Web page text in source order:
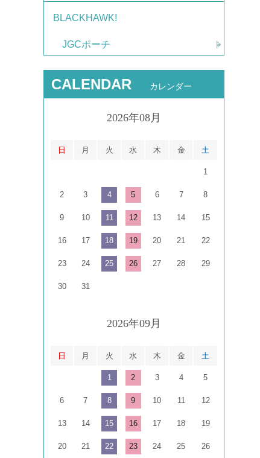
BLACKHAWK!
JGCポーチ
CALENDAR カレンダー
2026年08月
日 月 火 水 木 金 土
1
2 3 4 5 6 7 8
9 10 11 12 13 14 15
16 17 18 19 20 21 22
23 24 25 26 27 28 29
30 31
2026年09月
日 月 火 水 木 金 土
1 2 3 4 5
6 7 8 9 10 11 12
13 14 15 16 17 18 19
20 21 22 23 24 25 26